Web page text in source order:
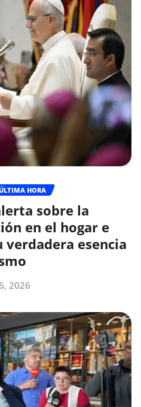
HORA
sobre la
en el hogar e
verdadera esencia
2026